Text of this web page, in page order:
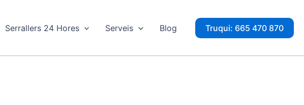
Serrallers 24 Hores Serveis Blog Truqui: 665 470 870